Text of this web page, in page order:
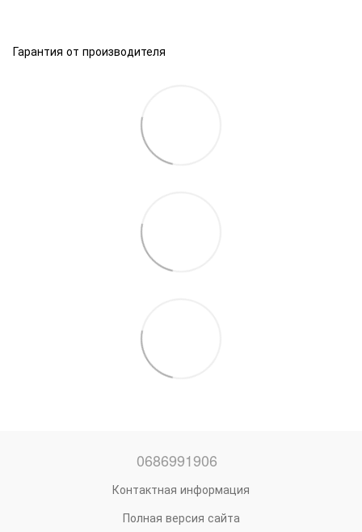
Гарантия от производителя
0686991906
Контактная информация
Полная версия сайта